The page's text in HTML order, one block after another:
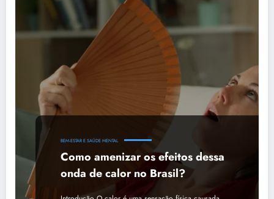
BEM-ESTAR E SAÚDE MENTAL
Como amenizar os efeitos dessa
onda de calor no Brasil?